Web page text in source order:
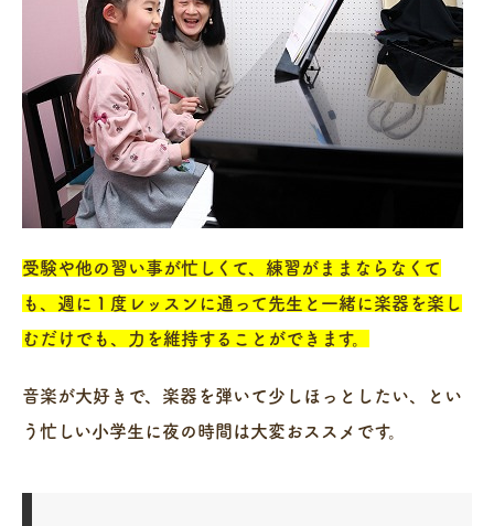
受験や他の習い事が忙しくて、練習がままならなくて
も、週に１度レッスンに通って先生と一緒に楽器を楽し
むだけでも、力を維持することができます。
音楽が大好きで、楽器を弾いて少しほっとしたい、とい
う忙しい小学生に夜の時間は大変おススメです。